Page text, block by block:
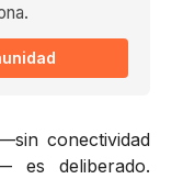
conectividad
es deliberado.